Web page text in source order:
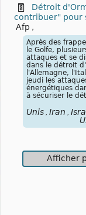
Détroit
contribuer" pour
Afp ,
Après des
le Golfe,
attaques et se
dans le détroit
l'Allemagne,
jeudi les
énergétiques
à sécuriser le
Unis Iran
Afficher